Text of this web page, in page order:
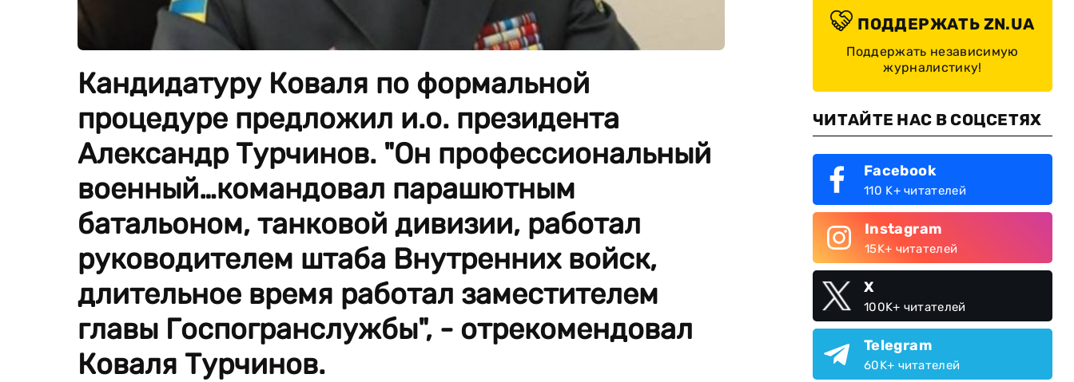
Кандидатуру Коваля по формальной
процедуре предложил и.о. президента
Александр Турчинов. "Он профессиональный
военный…командовал парашютным
батальоном, танковой дивизии, работал
руководителем штаба Внутренних войск,
длительное время работал заместителем
главы Госпогранслужбы", - отрекомендовал
Коваля Турчинов.
ПОДДЕРЖАТЬ ZN.UA
Поддержать независимую
журналистику!
ЧИТАЙТЕ НАС В СОЦСЕТЯХ
Facebook
110 K+ читателей
Instagram
15K+ читателей
X
100K+ читателей
Telegram
60K+ читателей